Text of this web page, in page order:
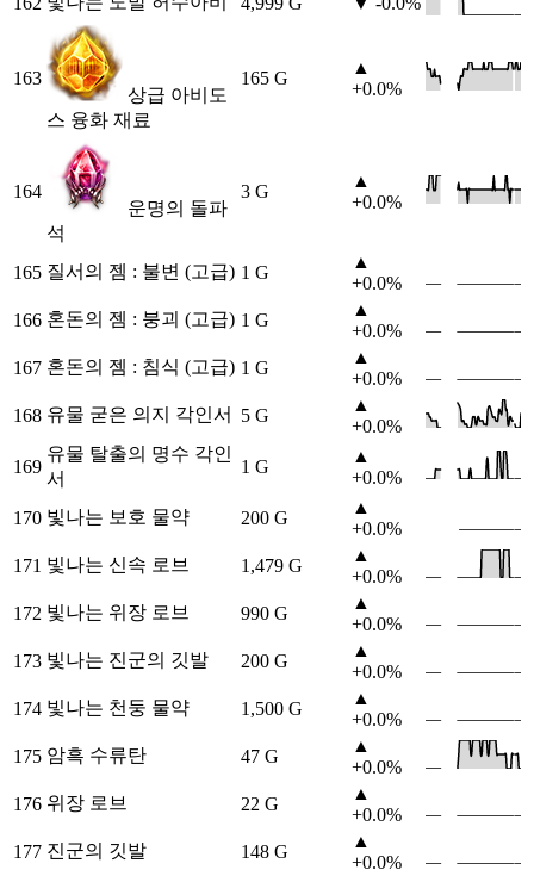
163
상급 아비도
스 융화 재료
165 G
▲
+0.0%
164
운명의 돌파
석
3 G
▲
+0.0%
165 질서의 젬 : 불변 (고급) 1 G
▲
+0.0%
166 혼돈의 젬 : 붕괴 (고급) 1 G
▲
+0.0%
167 혼돈의 젬 : 침식 (고급) 1 G
▲
+0.0%
168 유물 굳은 의지 각인서 5 G
▲
+0.0%
169
유물 탈출의 명수 각인
서
1 G
▲
+0.0%
170 빛나는 보호 물약 200 G
▲
+0.0%
171 빛나는 신속 로브 1,479 G
▲
+0.0%
172 빛나는 위장 로브 990 G
▲
+0.0%
173 빛나는 진군의 깃발 200 G
▲
+0.0%
174 빛나는 천둥 물약 1,500 G
▲
+0.0%
175 암흑 수류탄 47 G
▲
+0.0%
176 위장 로브 22 G
▲
+0.0%
177 진군의 깃발 148 G
▲
+0.0%